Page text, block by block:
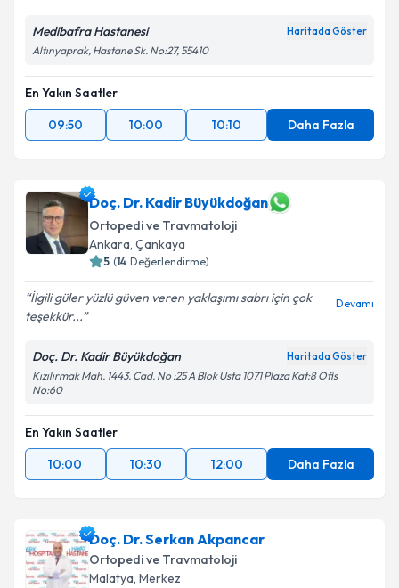
Medibafra Hastanesi Haritada Göster
Altınyaprak, Hastane Sk. No:27, 55410
En Yakın Saatler
09:50
10:00 10:10 Daha Fazla
Doç. Dr. Kadir Büyükdoğan
Ortopedi ve Travmatoloji
Ankara, Çankaya
5 (14 Değerlendirme)
İlgili güler yüzlü güven veren yaklaşımı sabrı için çok
teşekkür...
Devamı
Doç. Dr. Kadir Büyükdoğan Haritada Göster
Kızılırmak Mah. 1443. Cad. No :25 A Blok Usta 1071 Plaza Kat:8 Ofis
No:60
En Yakın Saatler
10:00
10:30 12:00 Daha Fazla
Doç. Dr. Serkan Akpancar
Ortopedi ve Travmatoloji
Malatya, Merkez